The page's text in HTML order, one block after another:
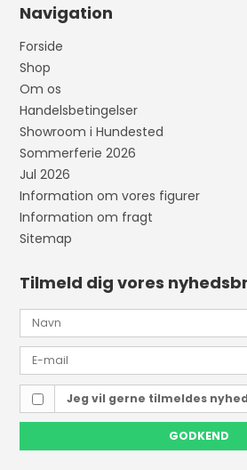
Navigation
Forside
Shop
Om os
Handelsbetingelser
Showroom i Hundested
Sommerferie 2026
Jul 2026
Information om vores figurer
Information om fragt
Sitemap
Tilmeld dig vores
Jeg vil gerne tilmeldes
GODKEND